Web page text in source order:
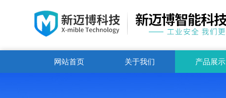
网站首页 关于我们 产品展示